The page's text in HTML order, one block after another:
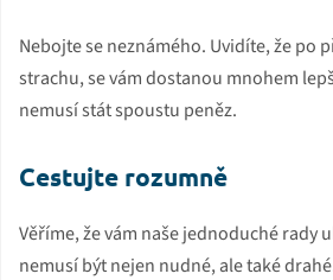
Nebojte se neznámého. Uvidíte, že po
strachu, se vám dostanou mnohem
nemusí stát spoustu peněz.
Cestujte rozumně
Věříme, že vám naše jednoduché rady
nemusí být nejen nudné, ale také